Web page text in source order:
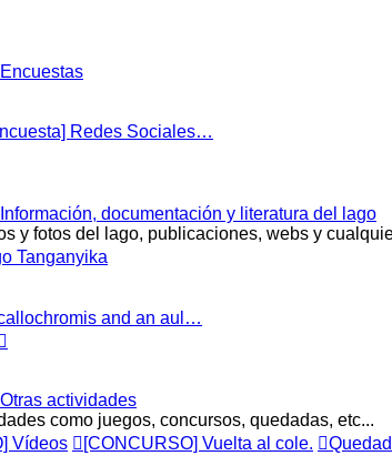
Encuestas
Redes Sociales…
Información, documentación y literatura del lago
y fotos del lago, publicaciones, webs y
Tanganyika
and an aul…
Otras actividades
como juegos, concursos, quedadas, etc...
Vídeos [CONCURSO] Vuelta al cole.